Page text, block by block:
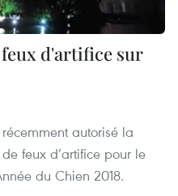
d'artifice sur
autorisé la
feux d’artifice pour le
du Chien 2018.